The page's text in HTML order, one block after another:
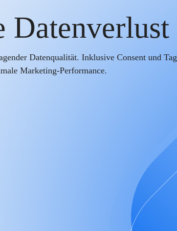
Datenverlust
Datenqualität. Inklusive Consent und Tag
Marketing-Performance.